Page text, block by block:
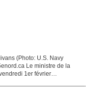
(Photo: U.S. Navy
Le ministre de la
1er février